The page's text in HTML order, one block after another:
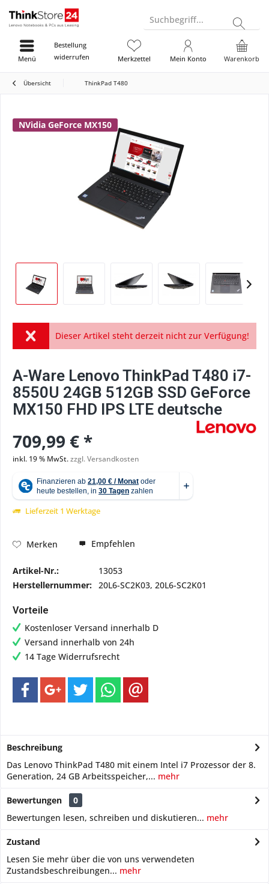
Suchbegriff...
Bestellung
widerrufen
Warenkorb
Merkzettel Mein Konto
Menü
Übersicht ThinkPad T480
NVidia GeForce MX150
Dieser Artikel steht derzeit nicht zur Verfügung!
A-Ware Lenovo ThinkPad T480 i7-
8550U 24GB 512GB SSD GeForce
MX150 FHD IPS LTE deutsche
709,99 € *
inkl. 19 % MwSt.zzgl. Versandkosten
Lieferzeit 1 Werktage
Merken Empfehlen
Artikel-Nr.:
13053
Herstellernummer: 20L6-SC2K03, 20L6-SC2K01
Vorteile
Kostenloser Versand innerhalb D
Versand innerhalb von 24h
14 Tage Widerrufsrecht
Beschreibung
Das Lenovo ThinkPad T480 mit einem Intel i7 Prozessor der 8.
Generation, 24 GB Arbeitsspeicher,... mehr
Bewertungen
0
Bewertungen lesen, schreiben und diskutieren... mehr
Zustand
Lesen Sie mehr über die von uns verwendeten
Zustandsbeschreibungen... mehr